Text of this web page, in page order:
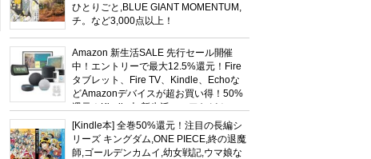
ひとりごと,BLUE GIANT MOMENTUM,
チ。など3,000点以上！
Amazon 新生活SALE 先行セール開催
中！エントリーで最大12.5%還元！Fire
タブレット、Fire TV、Kindle、Echoな
どAmazonデバイスが超お買い得！50%
還元！Kindle本 新生活フェアなど！
[Kindle本] 全巻50%還元！注目の長編シ
リーズ キングダム,ONE PIECE,終の退魔
師,ゴールデンカムイ,幼女戦記,ウマ娘な